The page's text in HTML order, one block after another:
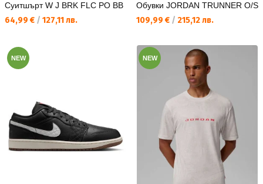
Суитшърт W J BRK FLC PO BB
Текуща цена:
64,99 € / 127,11 лв.
Обувки JORDAN TRUNNER O/S
Текуща цена:
109,99 € / 215,12 лв.
NEW NEW